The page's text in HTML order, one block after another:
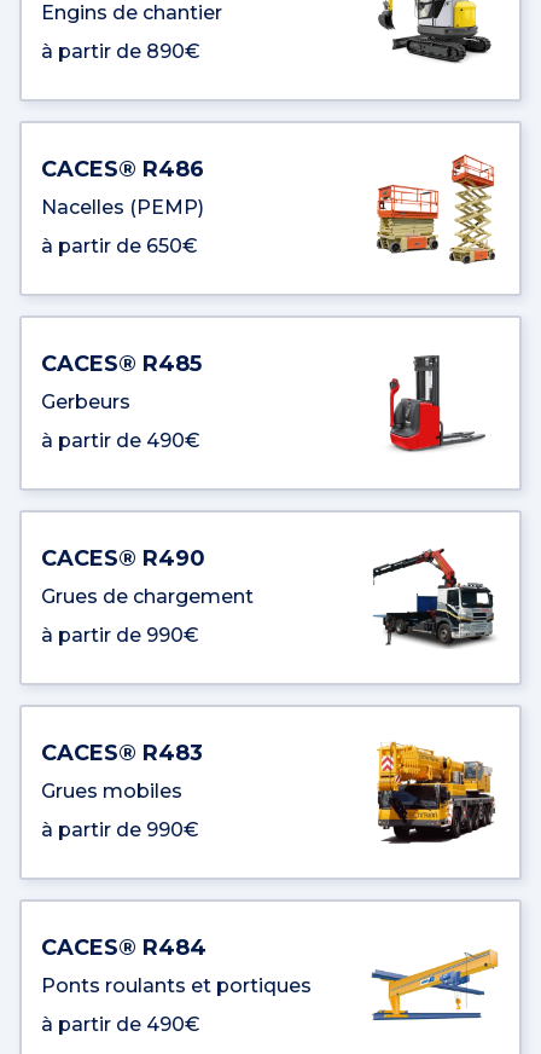
Engins de chantier
à partir de 890€
CACES® R486
Nacelles (PEMP)
à partir de 650€
CACES® R485
Gerbeurs
à partir de 490€
CACES® R490
Grues de chargement
à partir de 990€
CACES® R483
Grues mobiles
à partir de 990€
CACES® R484
Ponts roulants et portiques
à partir de 490€